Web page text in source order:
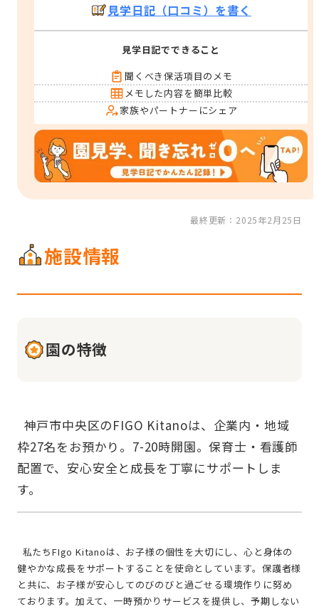
見学日記（口コミ）を書く
見学日記でできること
聞くべき保活項目のメモ
メモした内容を簡単比較
家族やパートナーにシェア
最終更新：2025年2月25日
施設情報
園の特徴
枠27名をお預かり。7-20時開園。保育士・看護師
配置で、安心安全と成長を丁寧にサポートしま
健やかな成長をサポートすることを使命としています。保護者様
と共に、お子様が安心してのびのびと過ごせる環境作りに努め
ております。加えて、一時預かりサービスを提供し、予期しない